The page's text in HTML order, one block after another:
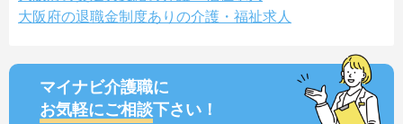
大阪府の退職金制度ありの介護・福祉求人
マイナビ介護職に
お気軽にご相談下さい！